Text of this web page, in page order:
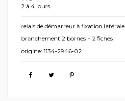
2 à 4 jours
relais de démarreur à fixation latérale
branchement 2 bornes + 2 fiches
origine: 1134-2946-02